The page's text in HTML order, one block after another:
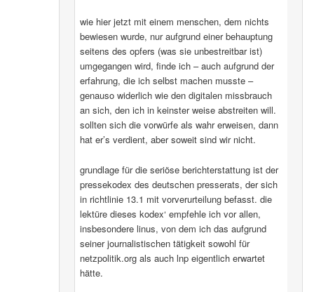
wie hier jetzt mit einem menschen, dem nichts
bewiesen wurde, nur aufgrund einer behauptung
seitens des opfers (was sie unbestreitbar ist)
umgegangen wird, finde ich – auch aufgrund der
erfahrung, die ich selbst machen musste –
genauso widerlich wie den digitalen missbrauch
an sich, den ich in keinster weise abstreiten will.
sollten sich die vorwürfe als wahr erweisen, dann
hat er’s verdient, aber soweit sind wir nicht.
grundlage für die seriöse berichterstattung ist der
pressekodex des deutschen presserats, der sich
in richtlinie 13.1 mit vorverurteilung befasst. die
lektüre dieses kodex‘ empfehle ich vor allen,
insbesondere linus, von dem ich das aufgrund
seiner journalistischen tätigkeit sowohl für
netzpolitik.org als auch lnp eigentlich erwartet
hätte.